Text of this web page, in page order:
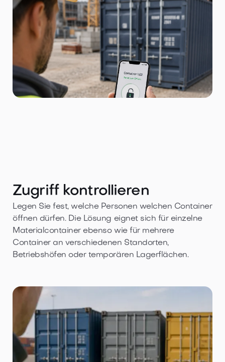
Zugriff kontrollieren
Legen Sie fest, welche Personen welchen Container
öffnen dürfen. Die Lösung eignet sich für einzelne
Materialcontainer ebenso wie für mehrere
Container an verschiedenen Standorten,
Betriebshöfen oder temporären Lagerflächen.